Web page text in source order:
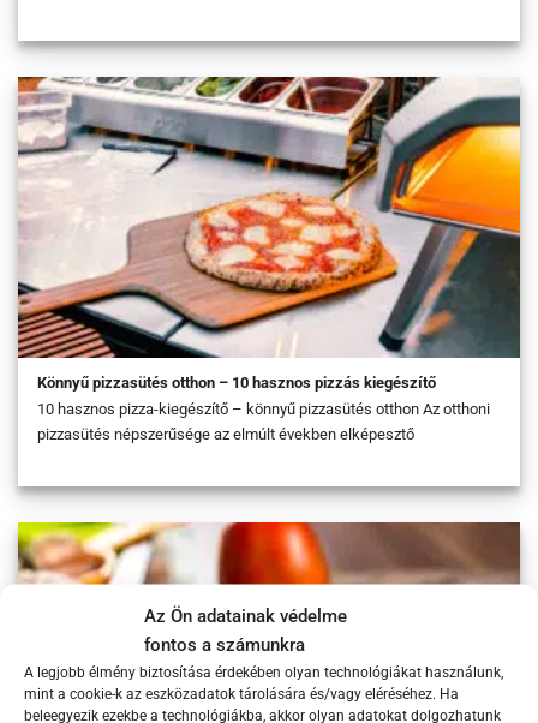
Az Ön adatainak védelme
fontos a számunkra
A legjobb élmény biztosítása érdekében olyan technológiákat használunk,
mint a cookie-k az eszközadatok tárolására és/vagy eléréséhez. Ha
beleegyezik ezekbe a technológiákba, akkor olyan adatokat dolgozhatunk
Könnyű pizzasütés otthon – 10 hasznos pizzás kiegészítő
10 hasznos pizza-kiegészítő – könnyű pizzasütés otthon Az otthoni
pizzasütés népszerűsége az elmúlt években elképesztő